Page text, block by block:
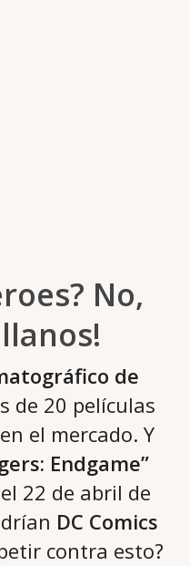
No,
de
de 20 películas
el mercado. Y
Endgame”
22 de abril de
DC Comics
contra esto?